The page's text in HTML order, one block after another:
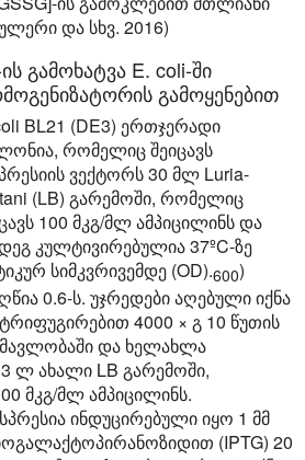
და სხვ. 2016)
გამოხატვა E. coli-ში
გამოყენებით
BL21 (DE3) ერთჯერადი
რომელიც შეიცავს
ვექტორს 30 მლ Luria-
(LB) გარემოში, რომელიც
100 მკგ/მლ ამპიცილინს და
კულტივირებულია 37ºC-ზე
სიმკვრივემდე (OD).600)
0.6-ს. უჯრედები აღებული იქნა
4000 × გ 10 წუთის
და ხელახლა
ლ ახალი LB გარემოში,
მკგ/მლ ამპიცილინს.
ინდუცირებული იყო 1 მმ
(IPTG) 20